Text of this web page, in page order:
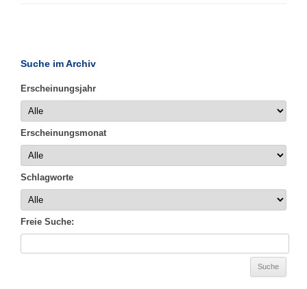
Suche im Archiv
Erscheinungsjahr
Erscheinungsmonat
Schlagworte
Freie Suche: